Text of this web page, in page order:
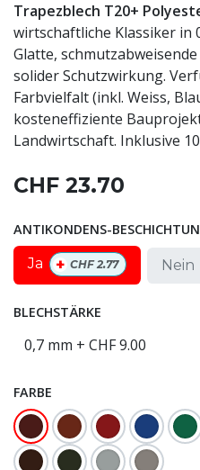
Trapezblech T20+
wirtschaftliche Klassiker in
Glatte,
solider Schutzwirkung.
Farbvielfalt (inkl. Weiss,
kosteneffiziente
Landwirtschaft. Inklusive
CHF 23.70
ANTIKONDENS-
Ja + CHF2.77 Nein
BLECHSTÄRKE
FARBE